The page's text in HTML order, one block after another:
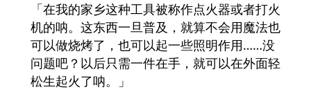
「在我的家乡这种工具被称作点火器或者打火
机的呐。这东西一旦普及，就算不会用魔法也
可以做烧烤了，也可以起一些照明作用……没
问题吧？以后只需一件在手，就可以在外面轻
松生起火了呐。」